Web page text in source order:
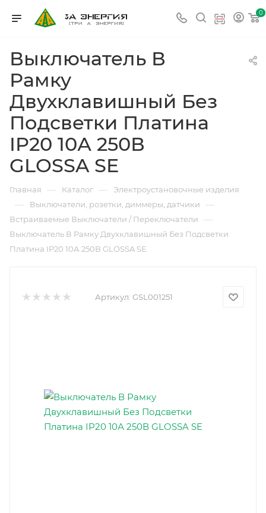
0
Выключатель В
Рамку
Двухклавишный Без
Подсветки Платина
IP20 10А 250В
GLOSSA SE
Главная — Каталог — Электроустановочные изделия
— Выключатели, розетки, диммеры, датчики —
Встраиваемые Выключатели / Переключатели —
Выключатель В Рамку Двухклавишный Без Подсветки
Платина IP20 10А 250В GLOSSA SE
Артикул: GSL001251